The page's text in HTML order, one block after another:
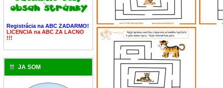
Registrácia na ABC ZADARMO!
LICENCIA na ABC ZA LACNO
!!!
JA SOM